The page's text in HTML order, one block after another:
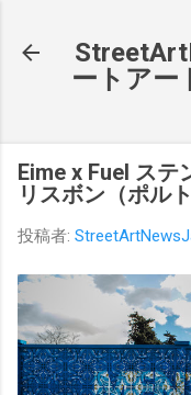
ートアー
Eime x Fuel ステ
リスボン（ポルト
投稿者: